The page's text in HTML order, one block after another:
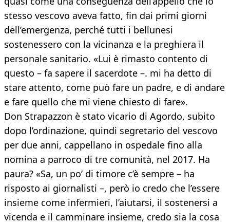
stesso vescovo aveva fatto, fin dai primi giorni
dell’emergenza, perché tutti i bellunesi
sostenessero con la vicinanza e la preghiera il
personale sanitario. «Lui è rimasto contento di
questo – fa sapere il sacerdote –. mi ha detto di
stare attento, come può fare un padre, e di andare
e fare quello che mi viene chiesto di fare».
Don Strapazzon è stato vicario di Agordo, subito
dopo l’ordinazione, quindi segretario del vescovo
per due anni, cappellano in ospedale fino alla
nomina a parroco di tre comunità, nel 2017. Ha
paura? «Sa, un po’ di timore c’è sempre – ha
risposto ai giornalisti –, però io credo che l’essere
insieme come infermieri, l’aiutarsi, il sostenersi a
vicenda e il camminare insieme, credo sia la cosa